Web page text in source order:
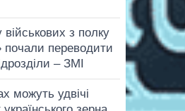
військових з полку
почали переводити
– ЗМІ
можуть удвічі